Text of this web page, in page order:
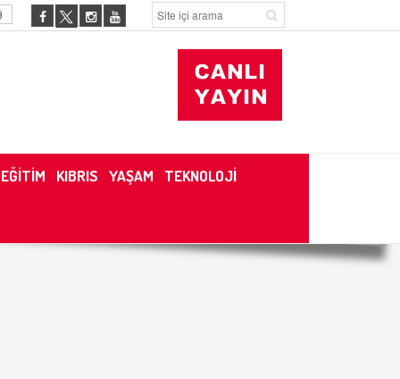
EĞİTİM KIBRIS YAŞAM TEKNOLOJİ